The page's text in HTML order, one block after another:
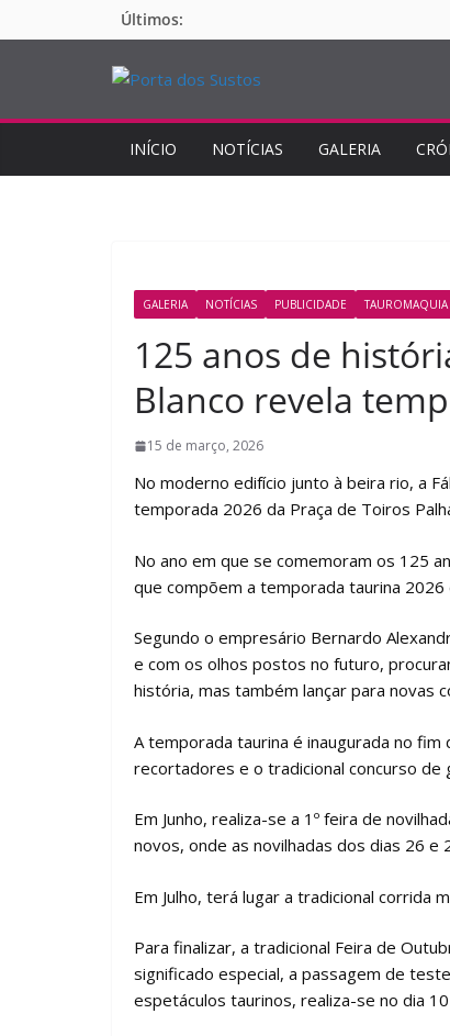
para
Últimos:
INÍCIO NOTÍCIAS GALERIA
GALERIA NOTÍCIAS PUBLICIDADE
125 anos de
Blanco revela
15 de março, 2026
No moderno edifício junto à beira rio, a
temporada 2026 da Praça de Toiros
No ano em que se comemoram os 125
que compõem a temporada taurina 2026
Segundo o empresário Bernardo
e com os olhos postos no futuro,
história, mas também lançar para novas
A temporada taurina é inaugurada no fim
recortadores e o tradicional concurso de
Em Junho, realiza-se a 1º feira de
novos, onde as novilhadas dos dias 26
Em Julho, terá lugar a tradicional corrida
Para finalizar, a tradicional Feira de
significado especial, a passagem de
espetáculos taurinos, realiza-se no dia